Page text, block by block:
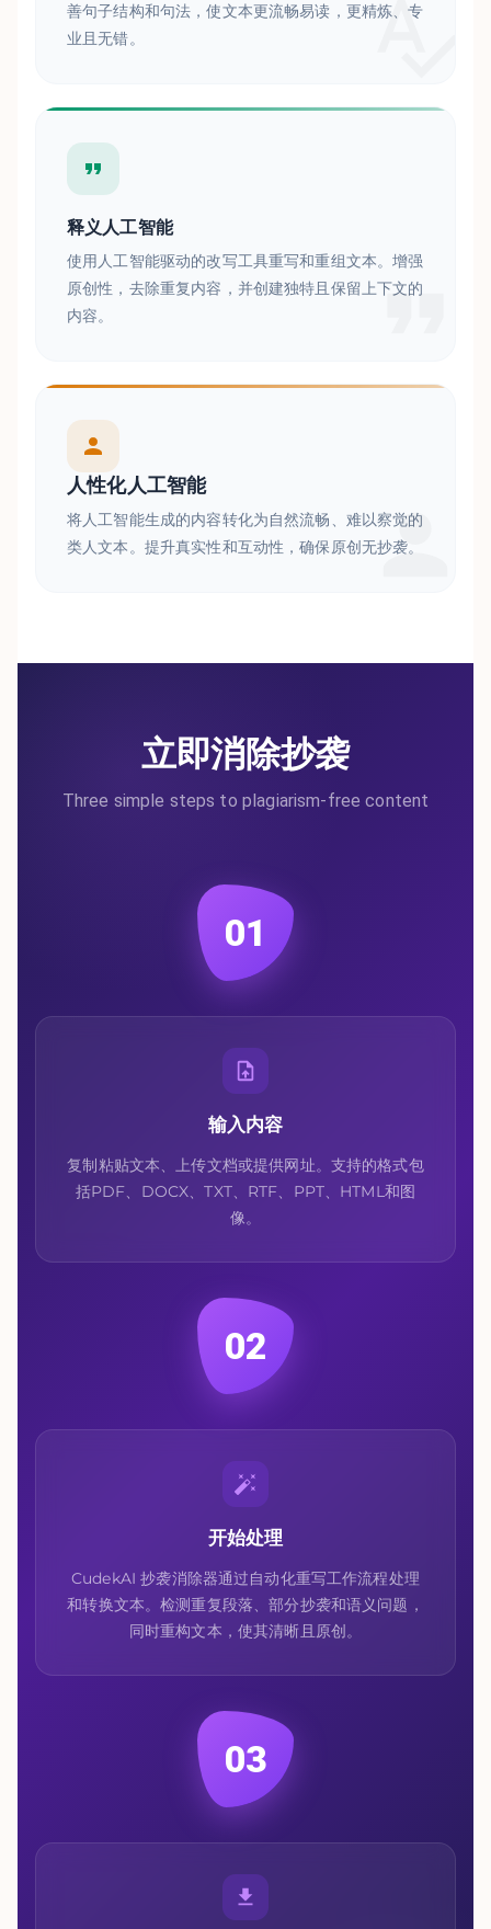
善句子结构和句法，使文本更流畅易读，更精炼、专
业且无错。
释义人工智能
使用人工智能驱动的改写工具重写和重组文本。增强
原创性，去除重复内容，并创建独特且保留上下文的
内容。
人性化人工智能
将人工智能生成的内容转化为自然流畅、难以察觉的
类人文本。提升真实性和互动性，确保原创无抄袭。
立即消除抄袭
Three simple steps to plagiarism-free content
01
输入内容
复制粘贴文本、上传文档或提供网址。支持的格式包
括PDF、DOCX、TXT、RTF、PPT、HTML和图
像。
02
开始处理
CudekAI 抄袭消除器通过自动化重写工作流程处理
和转换文本。检测重复段落、部分抄袭和语义问题，
同时重构文本，使其清晰且原创。
03